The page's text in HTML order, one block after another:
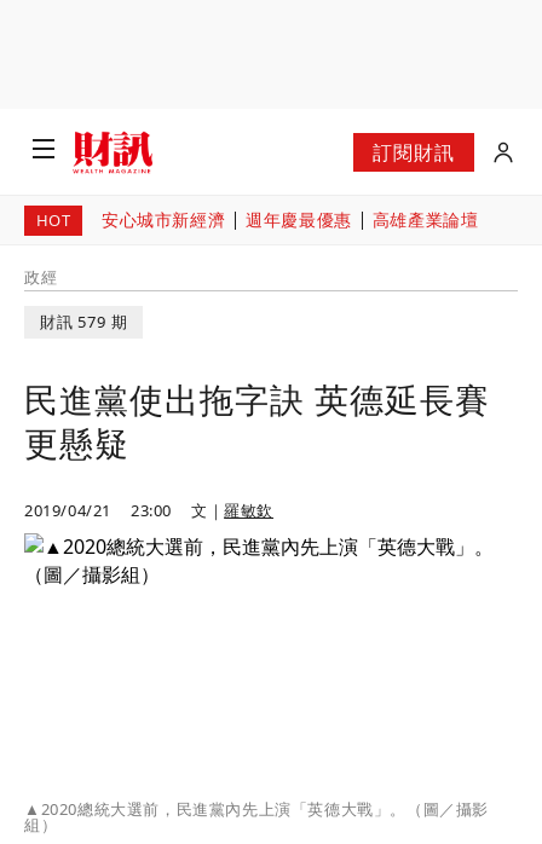
訂閱財訊
HOT 安心城市新經濟 週年慶最優惠 高雄產業論壇
政經
財訊 579 期
民進黨使出拖字訣 英德延長賽
更懸疑
2019/04/21 23:00 文｜羅敏欽
▲2020總統大選前，民進黨內先上演「英德大戰」。（圖／攝影
組）